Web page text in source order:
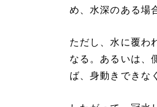
め、水深のある場
ただし、水に覆わ
なる。あるいは、
ば、身動きできな